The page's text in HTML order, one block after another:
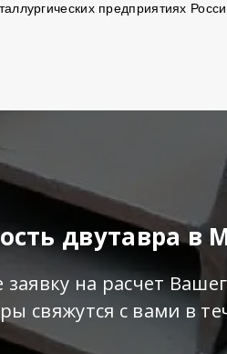
предприятиях
двутавра в
заявку на расчет
свяжутся с вами в